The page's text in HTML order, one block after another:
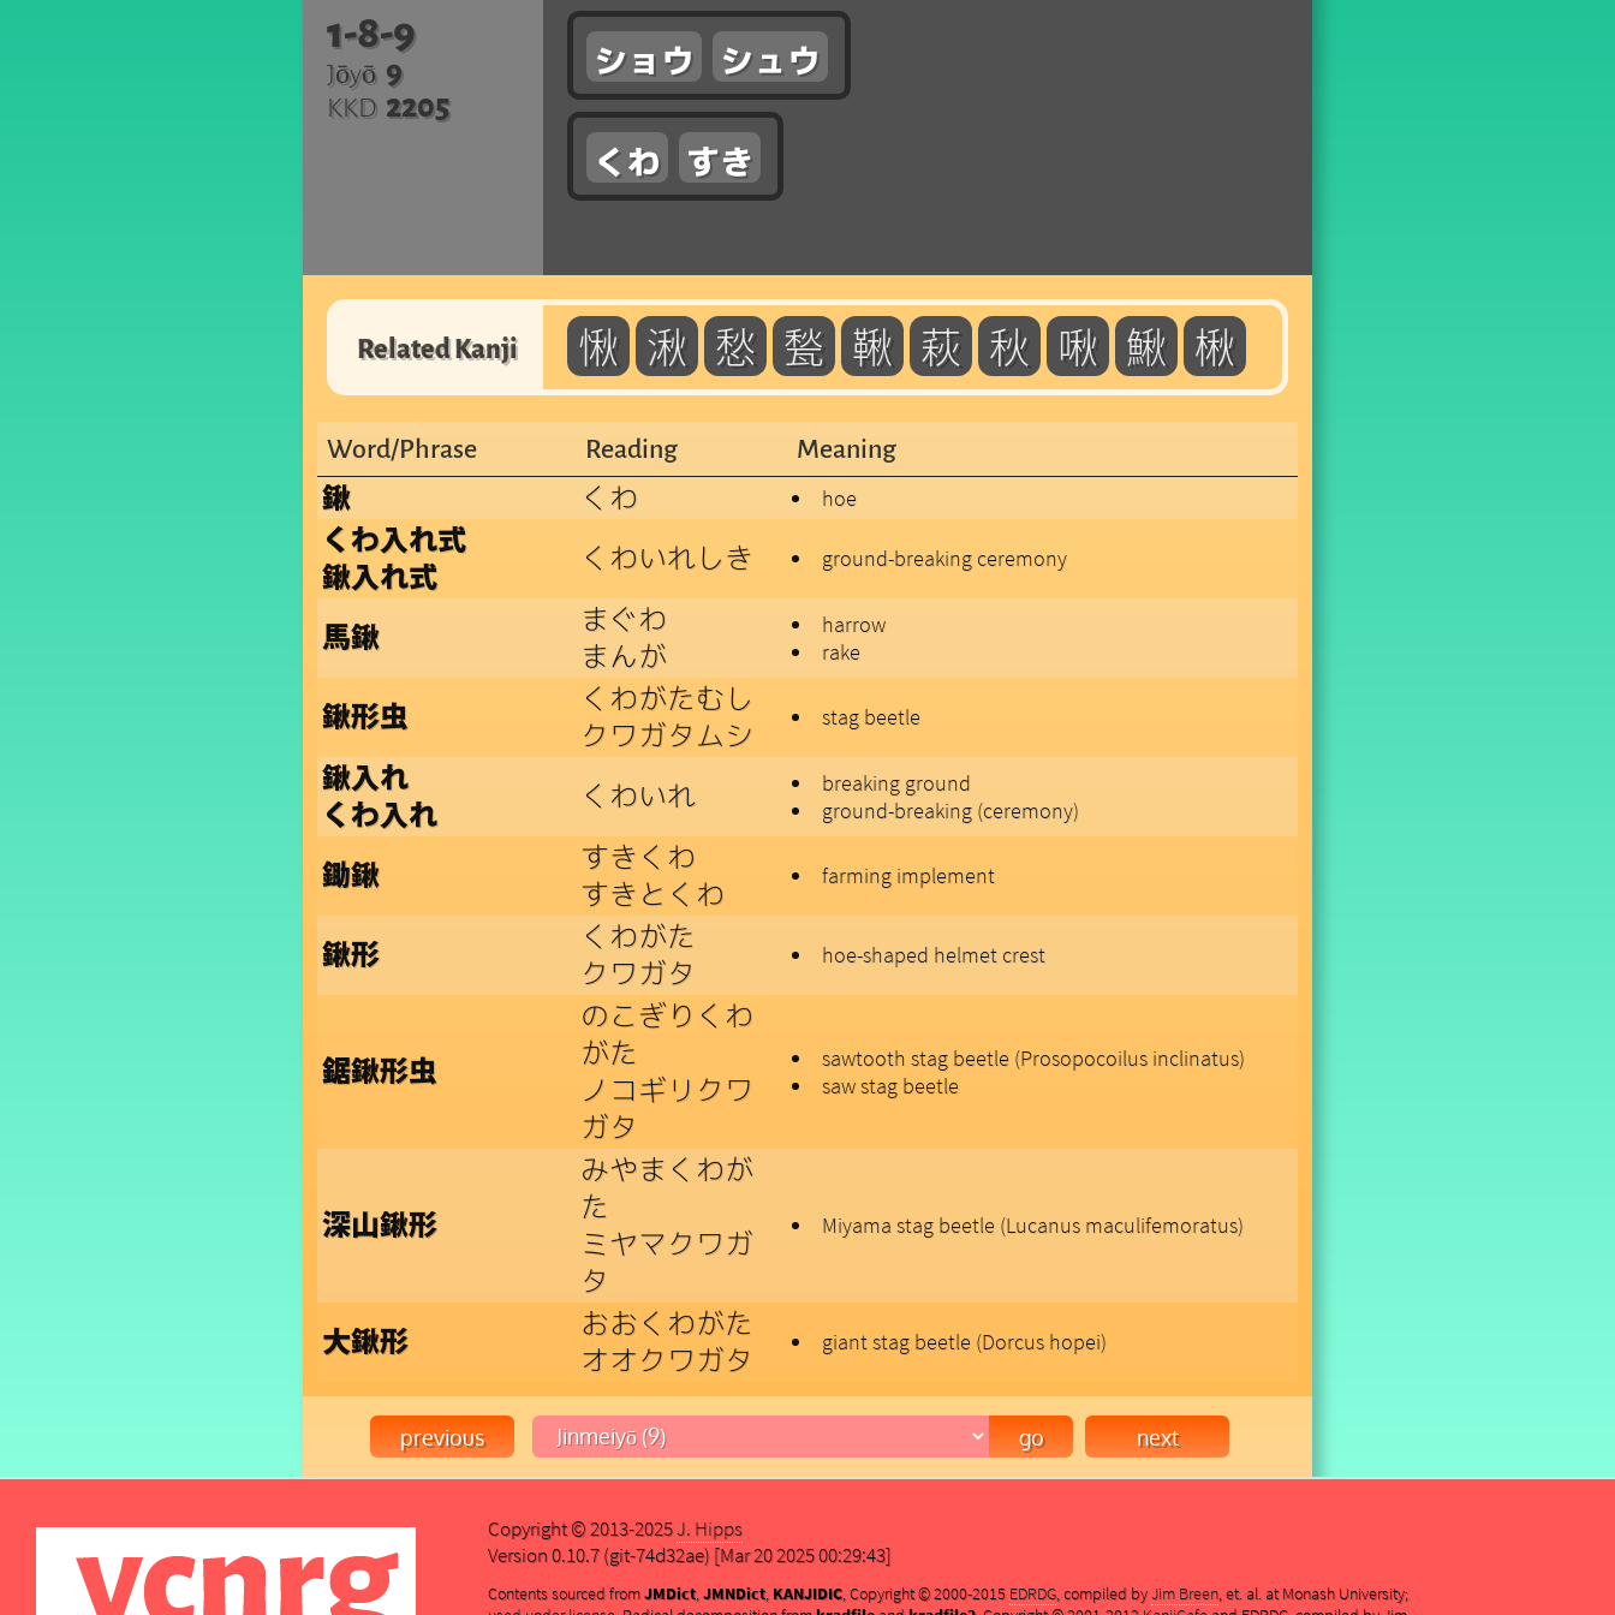
1-8-9
Jōyō 9
KKD 2205
ショウ シュウ
くわ すき
Related Kanji 愀 湫 愁 甃 鞦 萩 秋 啾 鰍 楸
Word/Phrase Reading Meaning
鍬 くわ hoe
くわ入れ式
鍬入れ式
くわいれしき ground-breaking ceremony
馬鍬
まぐわ
まんが
harrow
rake
鍬形虫
くわがたむし
クワガタムシ
stag beetle
鍬入れ
くわ入れ
くわいれ
breaking ground
ground-breaking (ceremony)
鋤鍬
すきくわ
すきとくわ
farming implement
鍬形
くわがた
クワガタ
hoe-shaped helmet crest
鋸鍬形虫
のこぎりくわ
がた
ノコギリクワ
ガタ
sawtooth stag beetle (Prosopocoilus inclinatus)
saw stag beetle
深山鍬形
みやまくわが
た
ミヤマクワガ
タ
Miyama stag beetle (Lucanus maculifemoratus)
大鍬形
おおくわがた
オオクワガタ
giant stag beetle (Dorcus hopei)
Copyright © 2013-2025J. Hipps
Version 0.10.7 (git-74d32ae) [Mar 20 2025 00:29:43]
Contents sourced fromJMDict,JMNDict, KANJIDIC, Copyright © 2000-2015 EDRDG, compiled byJim Breen, et. al. at Monash University;